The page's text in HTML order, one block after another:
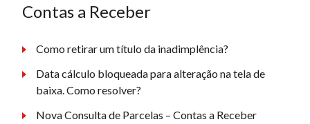
Contas a Receber
Como retirar um título da inadimplência?
Data cálculo bloqueada para alteração na tela de
baixa. Como resolver?
Nova Consulta de Parcelas – Contas a Receber